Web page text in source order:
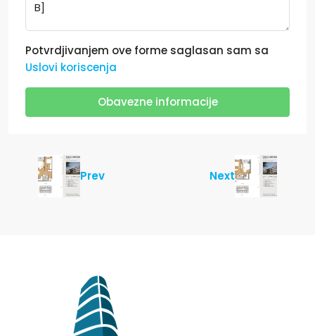
Potvrdjivanjem ove forme saglasan sam sa
Uslovi koriscenja
Obavezne informacije
Prev Next